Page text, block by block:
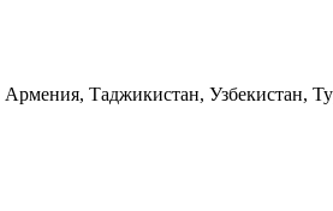
Таджикистан, Узбекистан,